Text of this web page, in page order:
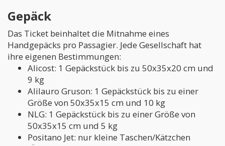
Gepäck
Das Ticket beinhaltet die Mitnahme eines
Handgepäcks pro Passagier. Jede Gesellschaft hat
ihre eigenen Bestimmungen:
Alicost: 1 Gepäckstück bis zu 50x35x20 cm und
9 kg
Alilauro Gruson: 1 Gepäckstück bis zu einer
Größe von 50x35x15 cm und 10 kg
NLG: 1 Gepäckstück bis zu einer Größe von
50x35x15 cm und 5 kg
Positano Jet: nur kleine Taschen/Kätzchen